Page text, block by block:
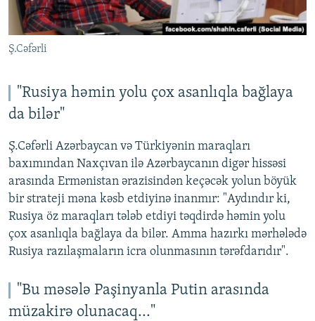
Ş.Cəfərli
"Rusiya həmin yolu çox asanlıqla bağlaya
da bilər"
Ş.Cəfərli Azərbaycan və Türkiyənin maraqları
baxımından Naxçıvan ilə Azərbaycanın digər hissəsi
arasında Ermənistan ərazisindən keçəcək yolun böyük
bir strateji məna kəsb etdiyinə inanmır: "Aydındır ki,
Rusiya öz maraqları tələb etdiyi təqdirdə həmin yolu
çox asanlıqla bağlaya da bilər. Amma hazırkı mərhələdə
Rusiya razılaşmaların icra olunmasının tərəfdarıdır".
"Bu məsələ Paşinyanla Putin arasında
müzakirə olunacaq..."